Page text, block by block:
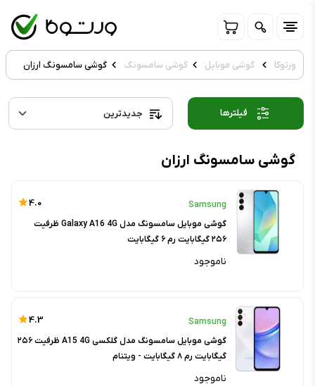
ورتوکا گوشی موبایل گوشی سامسونگ گوشی سامسونگ ارزان
گوشی سامسونگ ارزان
Samsung
4.0
گوشی موبایل سامسونگ مدل Galaxy A16 4G ظرفیت
۲۵۶ گیگابایت رم ۶ گیگابایت
ناموجود
Samsung
4.3
گوشی موبایل سامسونگ مدل گلکسی A15 4G ظرفیت ۲۵۶
گیگابایت رم ۸ گیگابایت - ویتنام
ناموجود